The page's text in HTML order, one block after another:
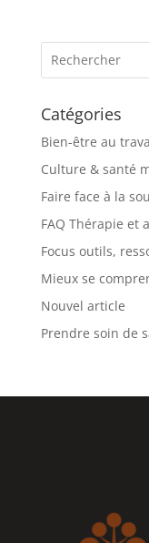
Catégories
Bien-être au
Culture & santé
Faire face à la
FAQ Thérapie et
Focus outils,
Mieux se
Nouvel article
Prendre soin de